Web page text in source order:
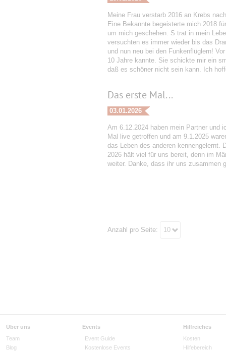
Meine Frau verstarb 2016 an Krebs
Eine Bekannte begeisterte mich 2018
um mich geschehen. S trat in mein
versuchten es immer wieder bis das
und nun neu bei den Funkenflüglern!
10 Jahre kannte. Sie schickte mir ein
daß es schöner nicht sein kann. Ich
Das erste Mal...
03.01.2026
Am 6.12.2024 haben mein Partner und
Mal live getroffen und am 9.1.2025
das Leben des anderen kennengelernt.
2026 hält viel für uns bereit, denn im
weiter. Danke, dass ihr uns zusammen
Anzahl pro Seite: 10
Über uns
Team
Blog
Events
Event Guide
Kostenlose Events
Hilfreiches
Kosten
Hilfebereich